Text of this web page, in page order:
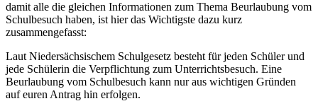
damit alle die gleichen Informationen zum Thema Beurlaubung vom
Schulbesuch haben, ist hier das Wichtigste dazu kurz
zusammengefasst:
Laut Niedersächsischem Schulgesetz besteht für jeden Schüler und
jede Schülerin die Verpflichtung zum Unterrichtsbesuch. Eine
Beurlaubung vom Schulbesuch kann nur aus wichtigen Gründen
auf euren Antrag hin erfolgen.